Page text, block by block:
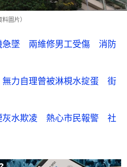
圖片）
急墜 兩維修男工受傷 消防
無力自理曾被淋梘水掟蛋 街
灰水欺凌 熱心市民報警 社